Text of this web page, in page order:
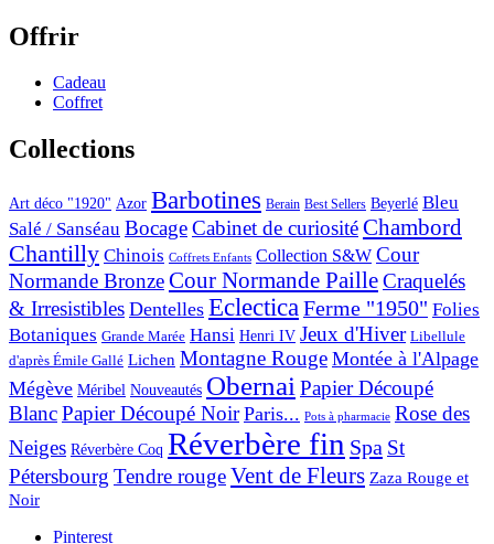
Offrir
Cadeau
Coffret
Collections
Art déco "1920" Azor Barbotines Berain Best Sellers Beyerlé Bleu
Salé / Sanséau BocageCabinet de curiositéChambord
Chantilly Chinois Coffrets Enfants Collection S&W Cour
Normande BronzeCour Normande PailleCraquelés
& Irresistibles Dentelles EclecticaFerme "1950" Folies
Botaniques Grande Marée Hansi Henri IV Jeux d'Hiver Libellule
d'après Émile Gallé Lichen Montagne Rouge Montée à l'Alpage
Mégève Méribel Nouveautés Obernai Papier Découpé
BlancPapier Découpé Noir Paris... Pots à pharmacie Rose des
Neiges Réverbère Coq Réverbère fin Spa St
Pétersbourg Tendre rougeVent de Fleurs Zaza Rouge et
Noir
Pinterest